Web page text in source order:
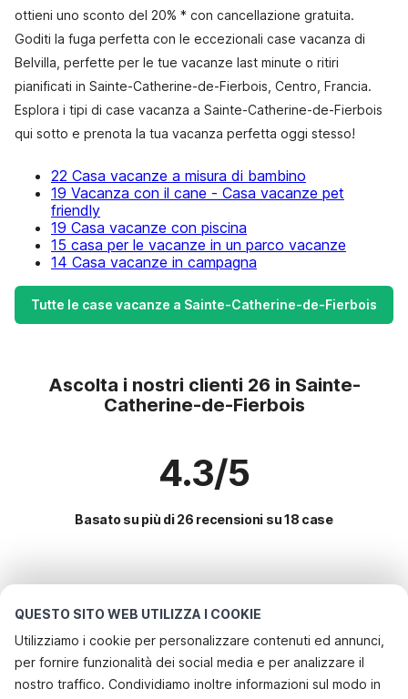
QUESTO SITO WEB UTILIZZA I COOKIE
Utilizziamo i cookie per personalizzare contenuti ed annunci,
per fornire funzionalità dei social media e per analizzare il
nostro traffico. Condividiamo inoltre informazioni sul modo in
ottieni uno sconto del 20% * con cancellazione gratuita.
Goditi la fuga perfetta con le eccezionali case vacanza di
Belvilla, perfette per le tue vacanze last minute o ritiri
pianificati in Sainte-Catherine-de-Fierbois, Centro, Francia.
Esplora i tipi di case vacanza a Sainte-Catherine-de-Fierbois
qui sotto e prenota la tua vacanza perfetta oggi stesso!
22 Casa vacanze a misura di bambino
19 Vacanza con il cane - Casa vacanze pet
friendly
19 Casa vacanze con piscina
15 casa per le vacanze in un parco vacanze
14 Casa vacanze in campagna
Tutte le case vacanze a Sainte-Catherine-de-Fierbois
Ascolta i nostri clienti 26 in Sainte-
Catherine-de-Fierbois
4.3/5
Basato su più di 26 recensioni su 18 case
vacanze
Città con i migliori servizi per le vacanze
Casa vacanze a misura di bambino comps
Servizi più popolari per le vacanze in Sainte-catherine-de-